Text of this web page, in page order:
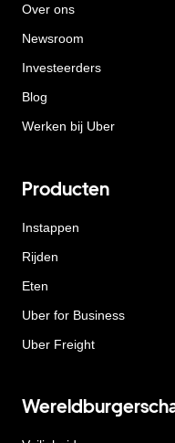
Over ons
Newsroom
Investeerders
Blog
Werken bij Uber
Producten
Instappen
Rijden
Eten
Uber for Business
Uber Freight